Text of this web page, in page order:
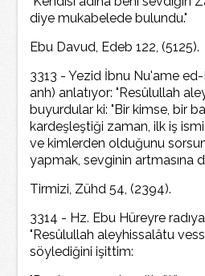
diye mukabelede bulundu."
Ebu Davud, Edeb 122, (5125).
3313 - Yezid İbnu Nu'ame
anh) anlatıyor: "Resûlullah
buyurdular ki: "Bir kimse, bir
kardeşleştiği zaman, ilk iş
ve kimlerden olduğunu
yapmak, sevginin artmasına
Tirmizi, Zühd 54, (2394).
3314 - Hz. Ebu Hüreyre
"Resûlullah aleyhissalâtu
söylediğini işittim: